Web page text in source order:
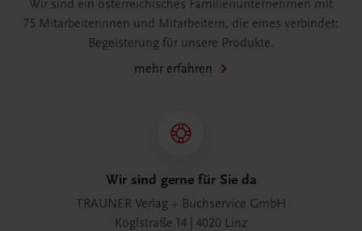
Wir sind ein österreichisches Familienunternehmen mit
75 Mitarbeiterinnen und Mitarbeitern, die eines verbindet:
Begeisterung für unsere Produkte.
mehr erfahren
Wir sind gerne für Sie da
TRAUNER Verlag + Buchservice GmbH
Köglstraße 14 | 4020 Linz